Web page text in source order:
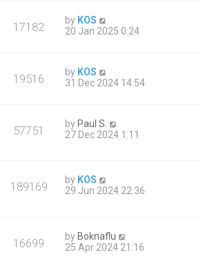
17182 by KOS
20 Jan 2025 0:24
19516 by KOS
31 Dec 2024 14:54
57751 by Paul S.
27 Dec 2024 1:11
189169 by KOS
29 Jun 2024 22:36
16699 byBoknaflu
25 Apr 2024 21:16